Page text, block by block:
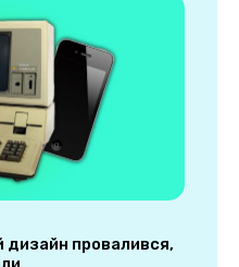
дизайн провалився,